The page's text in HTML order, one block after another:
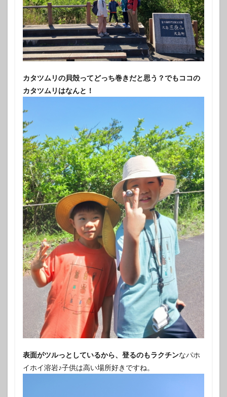
カタツムリの貝殻ってどっち巻きだと思う？でもココの
カタツムリはなんと！
表面がツルっとしているから、登るのもラクチンなパホ
イホイ溶岩♪子供は高い場所好きですね。